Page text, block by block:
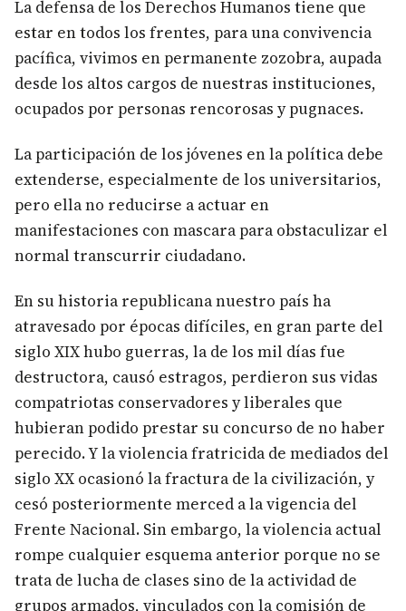
La defensa de los Derechos Humanos tiene que
estar en todos los frentes, para una convivencia
pacífica, vivimos en permanente zozobra, aupada
desde los altos cargos de nuestras instituciones,
ocupados por personas rencorosas y pugnaces.
La participación de los jóvenes en la política debe
extenderse, especialmente de los universitarios,
pero ella no reducirse a actuar en
manifestaciones con mascara para obstaculizar el
normal transcurrir ciudadano.
En su historia republicana nuestro país ha
atravesado por épocas difíciles, en gran parte del
siglo XIX hubo guerras, la de los mil días fue
destructora, causó estragos, perdieron sus vidas
compatriotas conservadores y liberales que
hubieran podido prestar su concurso de no haber
perecido. Y la violencia fratricida de mediados del
siglo XX ocasionó la fractura de la civilización, y
cesó posteriormente merced a la vigencia del
Frente Nacional. Sin embargo, la violencia actual
rompe cualquier esquema anterior porque no se
trata de lucha de clases sino de la actividad de
grupos armados, vinculados con la comisión de